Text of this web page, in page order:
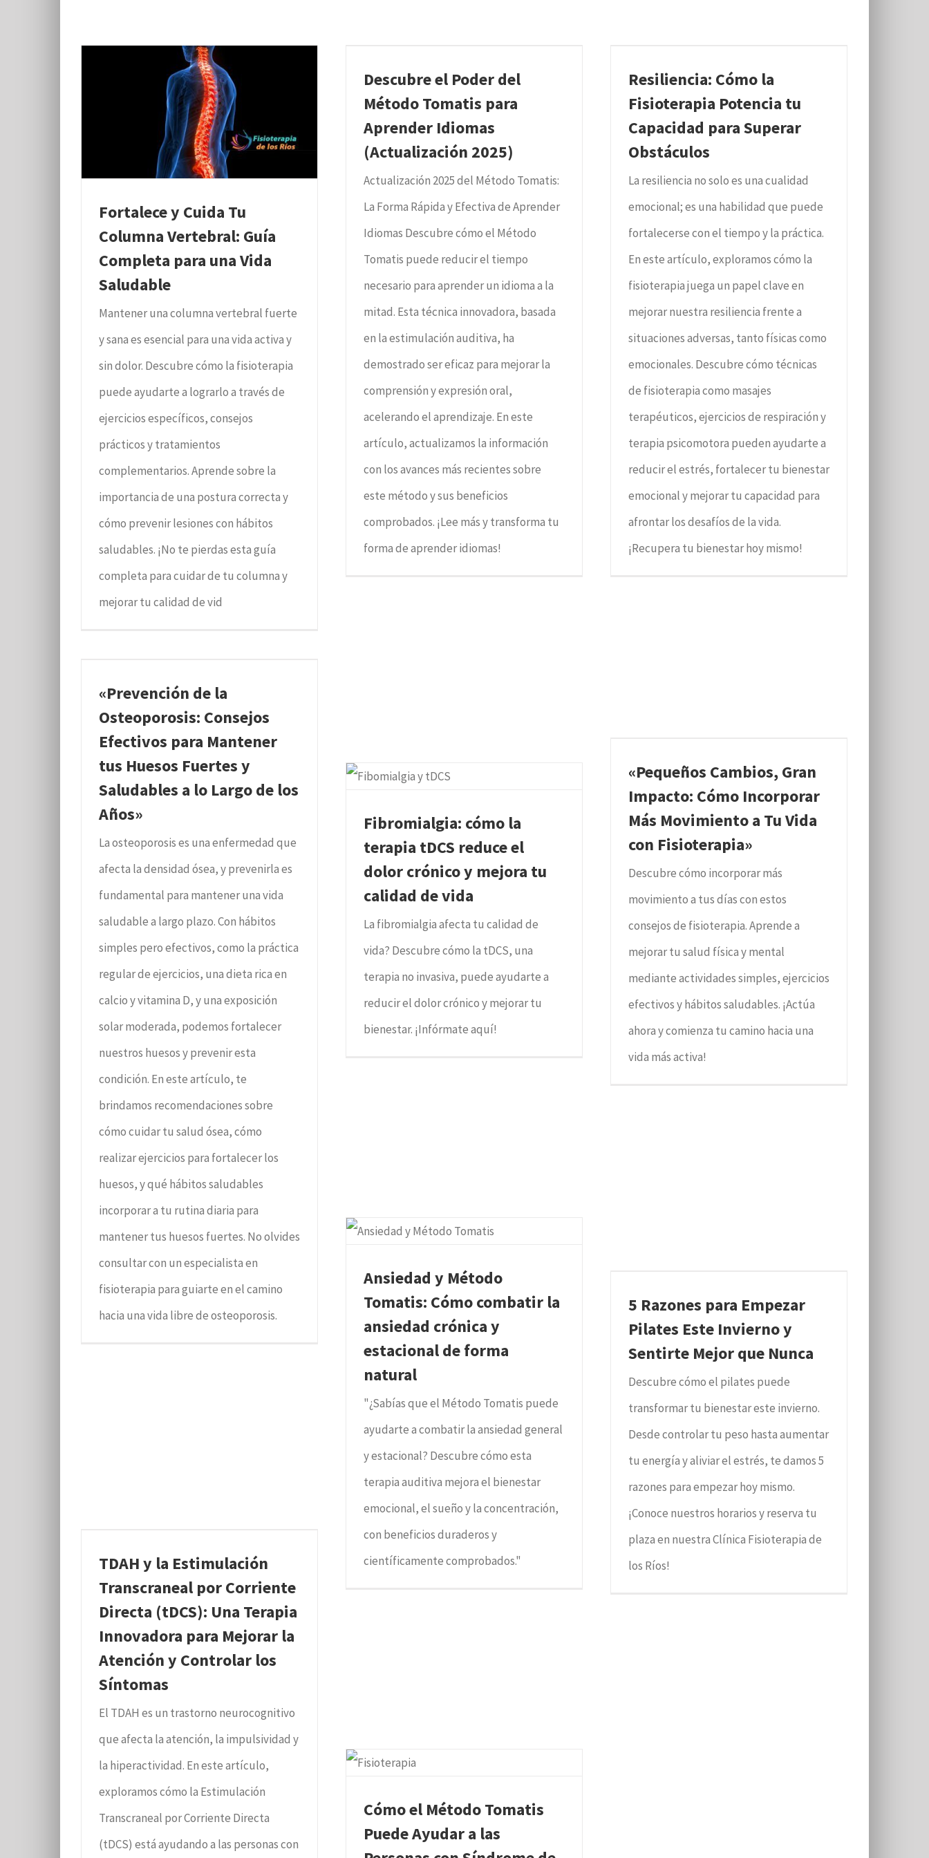
Fortalece y Cuida Tu
Columna Vertebral: Guía
Completa para una Vida
Saludable
Mantener una columna vertebral fuerte
y sana es esencial para una vida activa y
sin dolor. Descubre cómo la fisioterapia
puede ayudarte a lograrlo a través de
ejercicios específicos, consejos
prácticos y tratamientos
complementarios. Aprende sobre la
importancia de una postura correcta y
cómo prevenir lesiones con hábitos
saludables. ¡No te pierdas esta guía
completa para cuidar de tu columna y
mejorar tu calidad de vid
Descubre el Poder del
Método Tomatis para
Aprender Idiomas
(Actualización 2025)
Actualización 2025 del Método Tomatis:
La Forma Rápida y Efectiva de Aprender
Idiomas Descubre cómo el Método
Tomatis puede reducir el tiempo
necesario para aprender un idioma a la
mitad. Esta técnica innovadora, basada
en la estimulación auditiva, ha
demostrado ser eficaz para mejorar la
comprensión y expresión oral,
acelerando el aprendizaje. En este
artículo, actualizamos la información
con los avances más recientes sobre
este método y sus beneficios
comprobados. ¡Lee más y transforma tu
forma de aprender idiomas!
Resiliencia: Cómo la
Fisioterapia Potencia tu
Capacidad para Superar
Obstáculos
La resiliencia no solo es una cualidad
emocional; es una habilidad que puede
fortalecerse con el tiempo y la práctica.
En este artículo, exploramos cómo la
fisioterapia juega un papel clave en
mejorar nuestra resiliencia frente a
situaciones adversas, tanto físicas como
emocionales. Descubre cómo técnicas
de fisioterapia como masajes
terapéuticos, ejercicios de respiración y
terapia psicomotora pueden ayudarte a
reducir el estrés, fortalecer tu bienestar
emocional y mejorar tu capacidad para
afrontar los desafíos de la vida.
¡Recupera tu bienestar hoy mismo!
«Prevención de la
Osteoporosis: Consejos
Efectivos para Mantener
tus Huesos Fuertes y
Saludables a lo Largo de los
Años»
La osteoporosis es una enfermedad que
afecta la densidad ósea, y prevenirla es
fundamental para mantener una vida
saludable a largo plazo. Con hábitos
simples pero efectivos, como la práctica
regular de ejercicios, una dieta rica en
calcio y vitamina D, y una exposición
solar moderada, podemos fortalecer
nuestros huesos y prevenir esta
condición. En este artículo, te
brindamos recomendaciones sobre
cómo cuidar tu salud ósea, cómo
realizar ejercicios para fortalecer los
huesos, y qué hábitos saludables
incorporar a tu rutina diaria para
mantener tus huesos fuertes. No olvides
consultar con un especialista en
fisioterapia para guiarte en el camino
hacia una vida libre de osteoporosis.
«Pequeños Cambios, Gran
Impacto: Cómo Incorporar
Más Movimiento a Tu Vida
con Fisioterapia»
Descubre cómo incorporar más
movimiento a tus días con estos
consejos de fisioterapia. Aprende a
mejorar tu salud física y mental
mediante actividades simples, ejercicios
efectivos y hábitos saludables. ¡Actúa
ahora y comienza tu camino hacia una
vida más activa!
Fibromialgia: cómo la
terapia tDCS reduce el
dolor crónico y mejora tu
calidad de vida
La fibromialgia afecta tu calidad de
vida? Descubre cómo la tDCS, una
terapia no invasiva, puede ayudarte a
reducir el dolor crónico y mejorar tu
bienestar. ¡Infórmate aquí!
Ansiedad y Método
Tomatis: Cómo combatir la
ansiedad crónica y
estacional de forma
natural
"¿Sabías que el Método Tomatis puede
ayudarte a combatir la ansiedad general
y estacional? Descubre cómo esta
terapia auditiva mejora el bienestar
emocional, el sueño y la concentración,
con beneficios duraderos y
científicamente comprobados."
5 Razones para Empezar
Pilates Este Invierno y
Sentirte Mejor que Nunca
Descubre cómo el pilates puede
transformar tu bienestar este invierno.
Desde controlar tu peso hasta aumentar
tu energía y aliviar el estrés, te damos 5
razones para empezar hoy mismo.
¡Conoce nuestros horarios y reserva tu
plaza en nuestra Clínica Fisioterapia de
los Ríos!
TDAH y la Estimulación
Transcraneal por Corriente
Directa (tDCS): Una Terapia
Innovadora para Mejorar la
Atención y Controlar los
Síntomas
El TDAH es un trastorno neurocognitivo
que afecta la atención, la impulsividad y
la hiperactividad. En este artículo,
exploramos cómo la Estimulación
Transcraneal por Corriente Directa
(tDCS) está ayudando a las personas con
Cómo el Método Tomatis
Puede Ayudar a las